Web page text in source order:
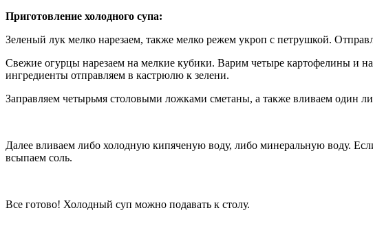
Приготовление холодного супа:
Зеленый лук мелко нарезаем, также мелко режем укроп с петрушкой.
Свежие огурцы нарезаем на мелкие кубики. Варим четыре картофелины и
ингредиенты отправляем в кастрюлю к зелени.
Заправляем четырьмя столовыми ложками сметаны, а также вливаем
Далее вливаем либо холодную кипяченую воду, либо минеральную воду.
всыпаем соль.
Все готово! Холодный суп можно подавать к столу.